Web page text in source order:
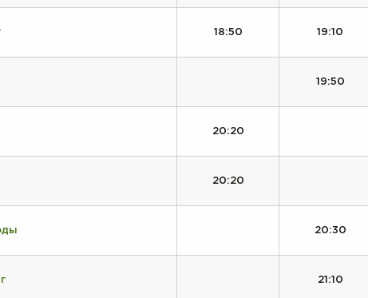
18:50 19:10
19:50
20:20
20:20
20:30
21:10